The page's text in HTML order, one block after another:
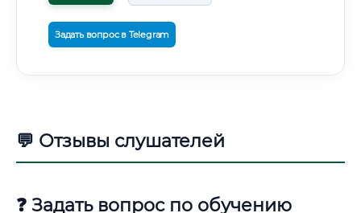
Задать вопрос в Telegram
💬 Отзывы слушателей
❓ Задать вопрос по обучению